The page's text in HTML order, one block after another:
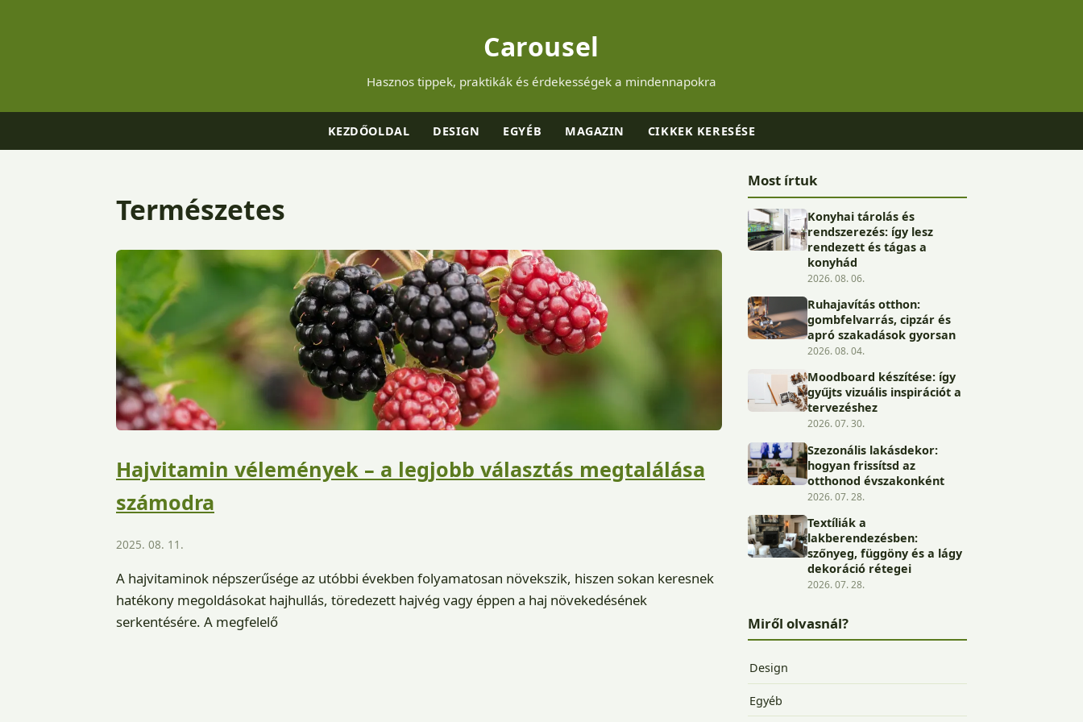
Carousel
Hasznos tippek, praktikák és érdekességek a mindennapokra
KEZDŐOLDAL DESIGN EGYÉB MAGAZIN CIKKEK KERESÉSE
Természetes
Hajvitamin vélemények – a legjobb választás megtalálása
számodra
2025. 08. 11.
A hajvitaminok népszerűsége az utóbbi években folyamatosan növekszik, hiszen sokan keresnek
hatékony megoldásokat hajhullás, töredezett hajvég vagy éppen a haj növekedésének
serkentésére. A megfelelő
Most írtuk
Konyhai tárolás és
rendszerezés: így lesz
rendezett és tágas a
konyhád
2026. 08. 06.
Ruhajavítás otthon:
gombfelvarrás, cipzár és
apró szakadások gyorsan
2026. 08. 04.
Moodboard készítése: így
gyűjts vizuális inspirációt a
tervezéshez
2026. 07. 30.
Szezonális lakásdekor:
hogyan frissítsd az
otthonod évszakonként
2026. 07. 28.
Textíliák a
lakberendezésben:
szőnyeg, függöny és a lágy
dekoráció rétegei
2026. 07. 28.
Miről olvasnál?
Design
Egyéb